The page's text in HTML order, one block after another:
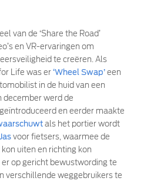
van de ‘Share the Road’
en VR-ervaringen om
te creëren. Als
Life was er‘Wheel Swap’ een
in de huid van een
december werd de
geïntroduceerd en eerder maakte
als het portier wordt
voor fietsers, waarmee de
uiten en richting kon
op gericht bewustwording te
verschillende weggebruikers te